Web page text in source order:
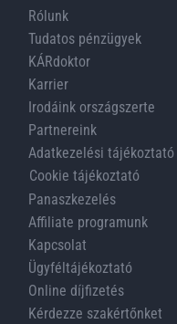
Rólunk
Tudatos pénzügyek
KÁRdoktor
Karrier
Irodáink országszerte
Partnereink
Adatkezelési tájékoztató
Cookie tájékoztató
Panaszkezelés
Affiliate programunk
Kapcsolat
Ügyféltájékoztató
Online díjfizetés
Kérdezze szakértőnket